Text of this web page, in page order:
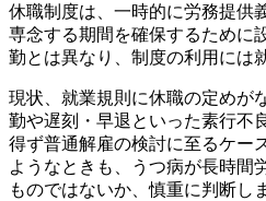
休職制度は、一時的に労務提供
専念する期間を確保するために
勤とは異なり、制度の利用には
現状、就業規則に休職の定めが
勤や遅刻・早退といった素行不
得ず普通解雇の検討に至るケー
ようなときも、うつ病が長時間
ものではないか、慎重に判断し